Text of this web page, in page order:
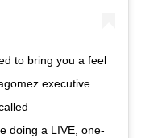
to bring you a feel
executive
doing a LIVE, one-